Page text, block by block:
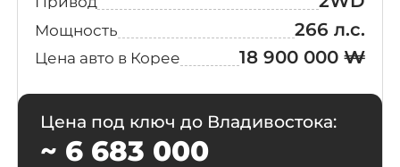
Мощность 266 л.с.
Цена авто в Корее 18 900 000 ₩
Цена под ключ до Владивостока:
~ 6 683 000